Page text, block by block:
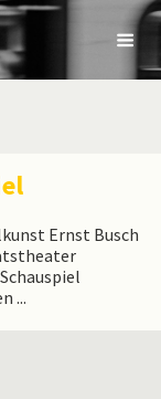
Ernst Busch
...